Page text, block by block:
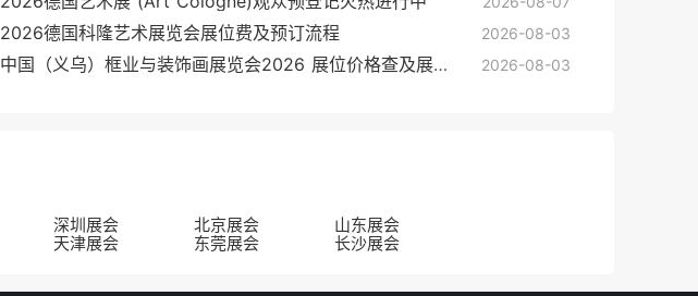
2026德国科隆艺术展览会展位费及预订流程 2026-08-03
中国（义乌）框业与装饰画展览会2026 展位价格查及展位申请入口 2026-08-03
深圳展会 北京展会
山东展会
天津展会 东莞展会 长沙展会